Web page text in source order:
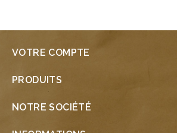
VOTRE COMPTE
PRODUITS
NOTRE SOCIÉTÉ